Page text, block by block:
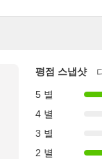
평점 스냅샷
5 별
4 별
3 별
2 별